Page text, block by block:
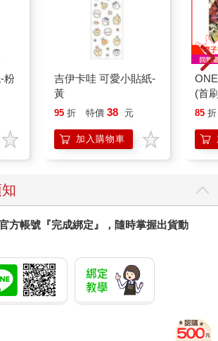
地說。
怒氣地互看一眼。
都不一樣。」哈利說。
小子！我要知道你到底在幹嘛──別再說這套
清楚你那個族類──」
妮阿姨一暗示，威農姨丈便把嗓子壓低到哈
把聲音壓低，哈利幾乎要用讀唇語的方式才
……貓頭鷹如果不是在為你們傳遞消息，那
得意地小聲說，「沒話說了吧，小子！你以
消息都是那些討厭的臭鳥帶過來的！」
他不得不說出實話，即使阿姨和姨丈無法了
他難過。
為我帶消息了。」他口氣平淡地說。
姨丈強硬地說。
在玩什麼花樣了。」佩妮阿姨說。
粉
吉伊卡哇 可愛小貼紙-
黃
95 折 特價 38 元
加入購物車
(首
85 折
方帳號『完成綁定』，隨時掌握出貨動